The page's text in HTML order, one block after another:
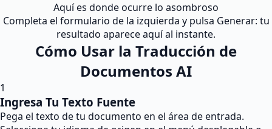
Aquí es donde ocurre lo asombroso
Completa el formulario de la izquierda y pulsa Generar: tu
resultado aparece aquí al instante.
Cómo Usar la Traducción de
Documentos AI
1
Ingresa Tu Texto Fuente
Pega el texto de tu documento en el área de entrada.